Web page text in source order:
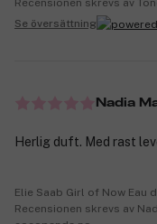
Se översättning
Nadia
Herlig duft. Med rast
Elie Saab Girl of Now Eau
Recensionen skrevs av